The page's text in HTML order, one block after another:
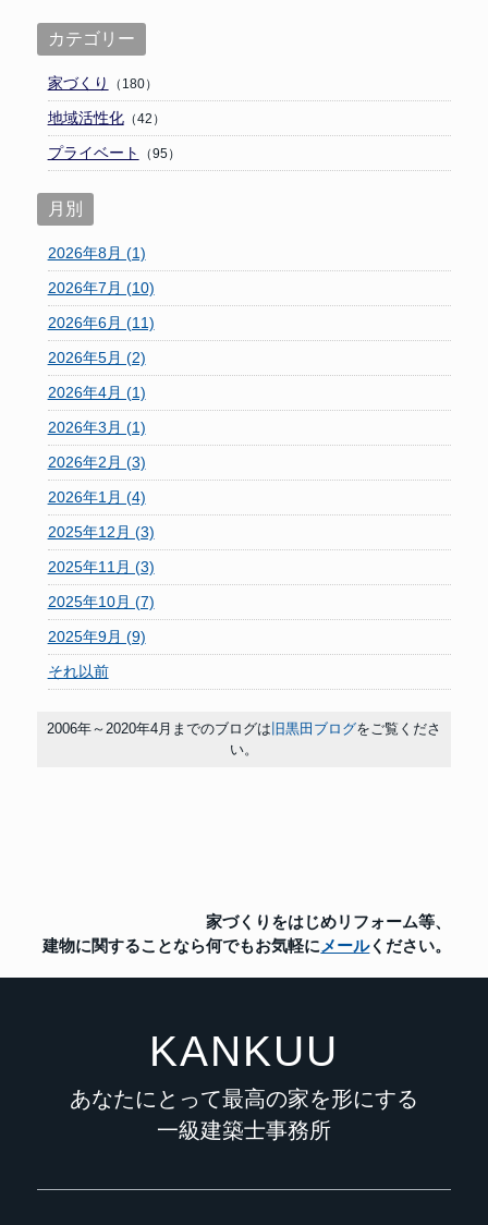
カテゴリー
家づくり （180）
地域活性化（42）
プライベート （95）
月別
2026年8月 (1)
2026年7月 (10)
2026年6月 (11)
2026年5月 (2)
2026年4月 (1)
2026年3月 (1)
2026年2月 (3)
2026年1月 (4)
2025年12月 (3)
2025年11月 (3)
2025年10月 (7)
2025年9月 (9)
それ以前
2006年～2020年4月までのブログは 旧黒田ブログをご覧くださ
い。
家づくりをはじめリフォーム等、
建物に関することなら何でもお気軽にメールください。
KANKUU
あなたにとって最高の家を形にする
一級建築士事務所